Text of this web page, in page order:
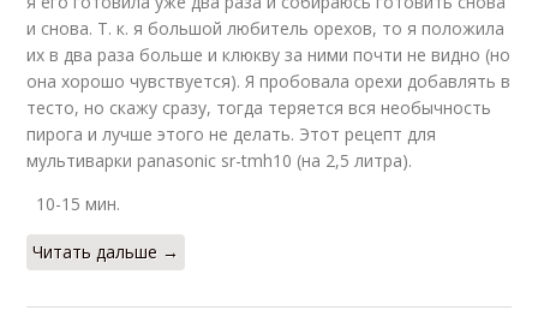
и снова. Т. к. я большой любитель орехов, то я положила
их в два раза больше и клюкву за ними почти не видно (но
она хорошо чувствуется). Я пробовала орехи добавлять в
тесто, но скажу сразу, тогда теряется вся необычность
пирога и лучше этого не делать. Этот рецепт для
мультиварки panasonic sr-tmh10 (на 2,5 литра).
10-15 мин.
Читать дальше →